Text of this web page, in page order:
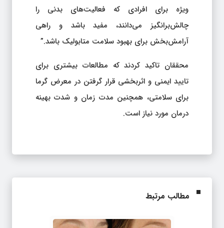
ویژه برای افرادی که فعالیت‌های بدنی را
چالش‌برانگیز می‌دانند، مفید باشد و راهی
آرامش‌بخش برای بهبود سلامت متابولیک باشد.”
محققان تاکید کردند که مطالعات بیشتری برای
تایید ایمنی و اثربخشی قرار گرفتن در معرض گرما
برای سلامتی، همچنین مدت زمان و شدت بهینه
درمان مورد نیاز است.
مطالب مرتبط